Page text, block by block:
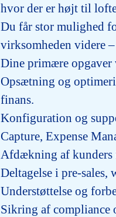
hvor der er højt til
Du får stor mulighed
virksomheden videre
Dine primære
Opsætning og
finans.
Konfiguration og
Capture, Expense
Afdækning af kunders
Deltagelse i pre-
Understøttelse og
Sikring af compliance